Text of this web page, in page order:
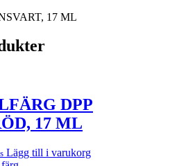
17 ML
DPP
17 ML
Lägg till i varukorg